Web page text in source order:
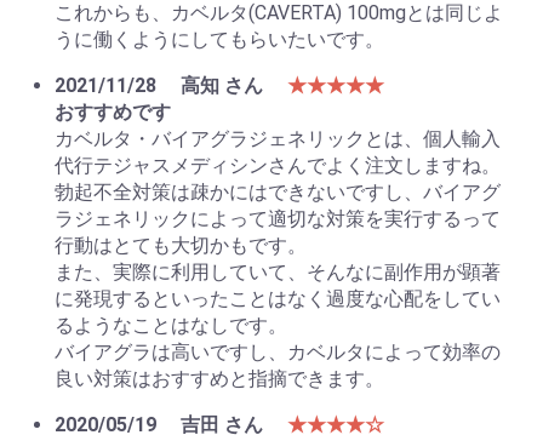
これからも、カベルタ(CAVERTA) 100mgとは同じよ
うに働くようにしてもらいたいです。
2021/11/28
高知 さん
★★★★★
おすすめです
カベルタ・バイアグラジェネリックとは、個人輸入
代行テジャスメディシンさんでよく注文しますね。
勃起不全対策は疎かにはできないですし、バイアグ
ラジェネリックによって適切な対策を実行するって
行動はとても大切かもです。
また、実際に利用していて、そんなに副作用が顕著
に発現するといったことはなく過度な心配をしてい
るようなことはなしです。
バイアグラは高いですし、カベルタによって効率の
良い対策はおすすめと指摘できます。
2020/05/19
吉田 さん
★★★★☆